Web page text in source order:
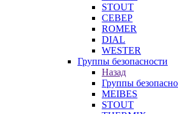
STOUT
СЕВЕР
ROMER
DIAL
WESTER
Группы безопасности
Назад
Группы
MEIBES
STOUT